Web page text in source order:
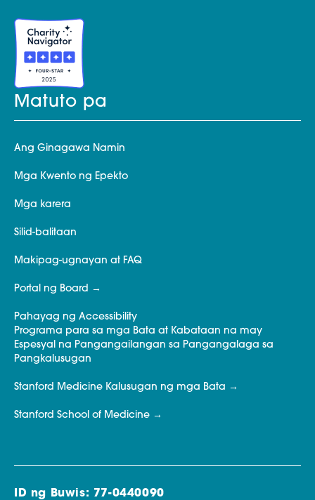
Matuto pa
Ang Ginagawa Namin
Mga Kwento ng Epekto
Mga karera
Silid-balitaan
Makipag-ugnayan at FAQ
Portal ng Board
Pahayag ng Accessibility
Programa para sa mga Bata at Kabataan na may
Espesyal na Pangangailangan sa Pangangalaga sa
Pangkalusugan
Stanford Medicine Kalusugan ng mga Bata
Stanford School of Medicine
ID ng Buwis: 77-0440090